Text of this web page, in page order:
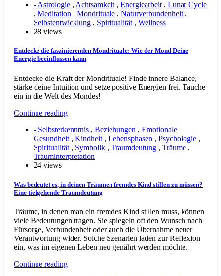
- Astrologie , Achtsamkeit , Energiearbeit , Lunar Cycle
, Meditation , Mondrituale , Naturverbundenheit ,
Selbstentwicklung , Spiritualität , Wellness
28 views
Entdecke die faszinierenden Mondrituale: Wie der Mond Deine
Energie beeinflussen kann
Entdecke die Kraft der Mondrituale! Finde innere Balance,
stärke deine Intuition und setze positive Energien frei. Tauche
ein in die Welt des Mondes!
Continue reading
- Selbsterkenntnis , Beziehungen , Emotionale
Gesundheit , Kindheit , Lebensphasen , Psychologie ,
Spiritualität , Symbolik , Traumdeutung , Träume ,
Trauminterpretation
24 views
Was bedeutet es, in deinen Träumen fremdes Kind stillen zu müssen?
Eine tiefgehende Traumdeutung
Träume, in denen man ein fremdes Kind stillen muss, können
viele Bedeutungen tragen. Sie spiegeln oft den Wunsch nach
Fürsorge, Verbundenheit oder auch die Übernahme neuer
Verantwortung wider. Solche Szenarien laden zur Reflexion
ein, was im eigenen Leben neu genährt werden möchte.
Continue reading